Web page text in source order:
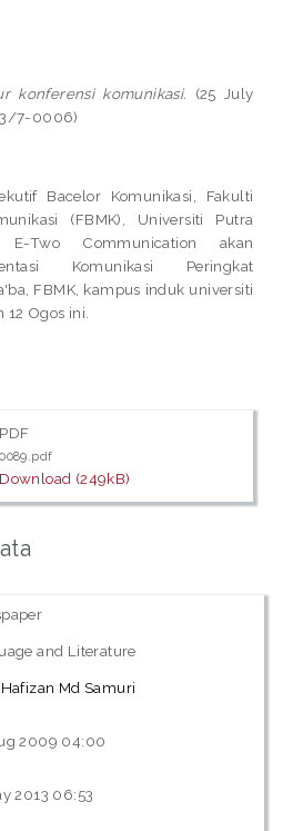
konferensi komunikasi. (25 July
7-0006)
Bacelor Komunikasi, Fakulti
(FBMK), Universiti Putra
Two Communication akan
Komunikasi Peringkat
FBMK, kampus induk universiti
12 Ogos ini.
PDF
0089.pdf
Download (249kB)
and Literature
Md Samuri
2009 04:00
2013 06:53